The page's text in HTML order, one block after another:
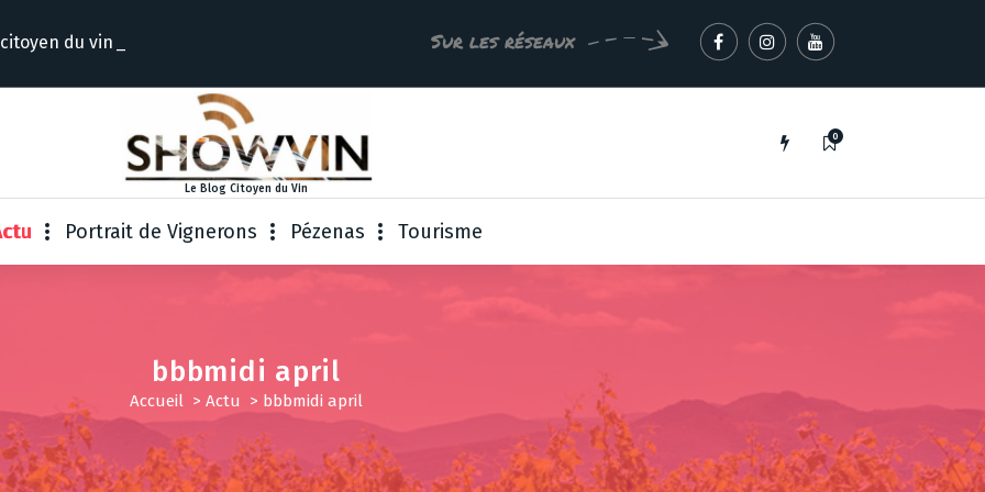
du Sur les réseaux
Le Blog Citoyen du Vin
0
Portrait de Vignerons Pézenas Tourisme
bbbmidi april
Accueil > Actu > bbbmidi april